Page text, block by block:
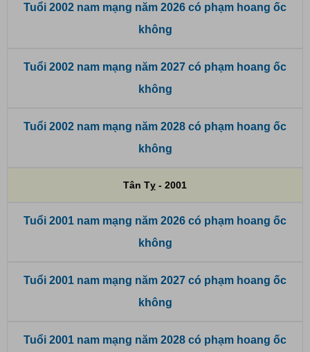
Tuổi 2002 nam mạng năm 2026 có phạm hoang ốc
không
Tuổi 2002 nam mạng năm 2027 có phạm hoang ốc
không
Tuổi 2002 nam mạng năm 2028 có phạm hoang ốc
không
Tân Tỵ - 2001
Tuổi 2001 nam mạng năm 2026 có phạm hoang ốc
không
Tuổi 2001 nam mạng năm 2027 có phạm hoang ốc
không
Tuổi 2001 nam mạng năm 2028 có phạm hoang ốc